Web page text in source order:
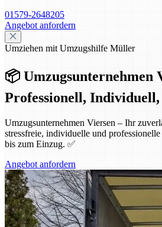
01579-2648205
Angebot anfordern
Umziehen mit Umzugshilfe Müller
📦 Umzugsunternehmen
Professionell, Individuell,
Umzugsunternehmen Viersen – Ihr
stressfreie, individuelle und
bis zum Einzug. ✅
Angebot anfordern